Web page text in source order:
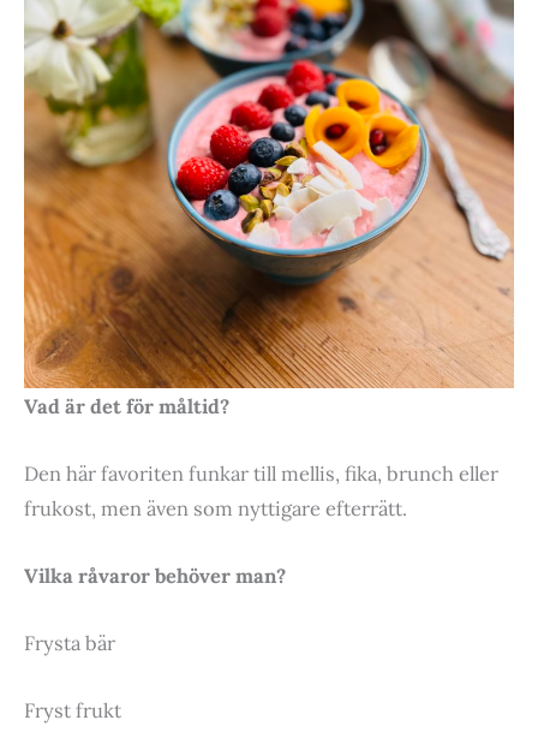
Vad är det för måltid?
Den här favoriten funkar till mellis, fika, brunch eller
frukost, men även som nyttigare efterrätt.
Vilka råvaror behöver man?
Frysta bär
Fryst frukt